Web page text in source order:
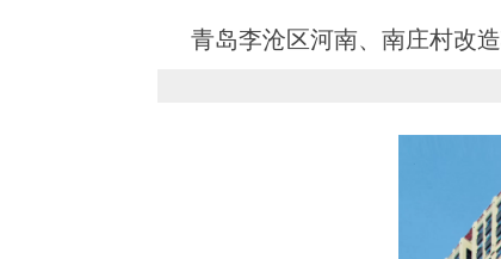
青岛李沧区河南、南庄村改